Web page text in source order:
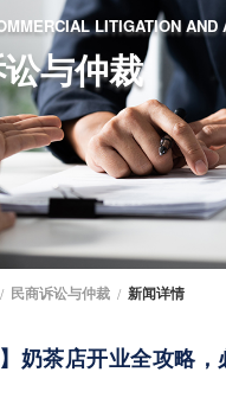
LITIGATION AND
与仲裁
/ 民商诉讼与仲裁 / 新闻详情
】奶茶店开业全攻略